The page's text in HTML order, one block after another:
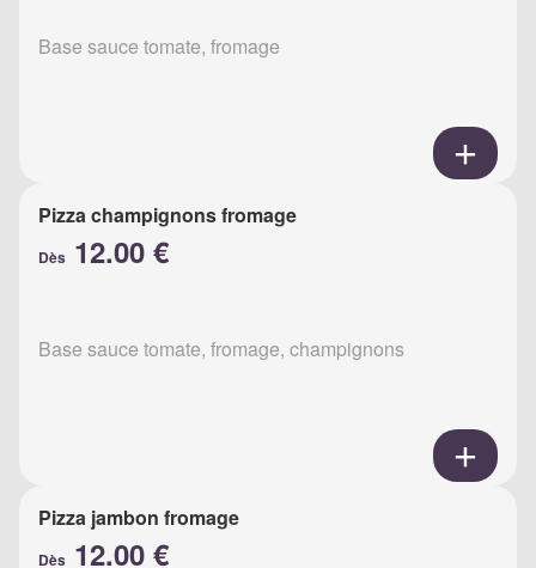
Base sauce tomate, fromage
Pizza champignons fromage
Dès 12.00 €
Base sauce tomate, fromage, champignons
Pizza jambon fromage
Dès 12.00 €